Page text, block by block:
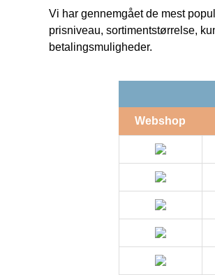
Vi har gennemgået de mest
prisniveau, sortimentstørrelse,
betalingsmuligheder.
Webshop